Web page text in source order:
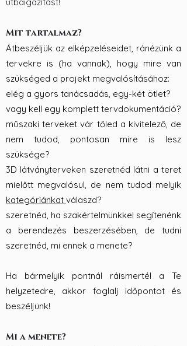
Mit tartalmaz?
Átbeszéljük az elképzeléseidet, ránézünk a
tervekre is (ha vannak), hogy mire van
szükséged a projekt megvalósításához:
elég a gyors tanácsadás, egy-két ötlet?
vagy kell egy komplett tervdokumentáció?
műszaki terveket vár tőled a kivitelező, de
nem tudod, pontosan mire is lesz
szüksége?
3D látványterveken szeretnéd látni a teret
mielőtt megvalósul, de nem tudod melyik
kategóriánkat válaszd?
szeretnéd, ha szakértelmünkkel segítenénk
a berendezés beszerzésében, de tudni
szeretnéd, mi ennek a menete?
Ha bármelyik pontnál ráismertél a Te
helyzetedre, akkor foglalj időpontot és
beszéljünk!
Mi a menete?